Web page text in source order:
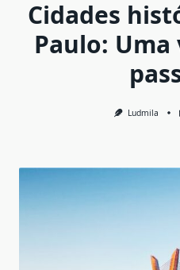
Cidades
Paulo:
Ludmila